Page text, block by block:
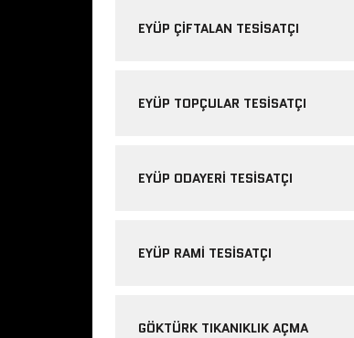
EYÜP ÇIFTALAN TESISATÇI
EYÜP TOPÇULAR TESISATÇI
EYÜP ODAYERI TESISATÇI
EYÜP RAMI TESISATÇI
GÖKTÜRK TIKANIKLIK AÇMA